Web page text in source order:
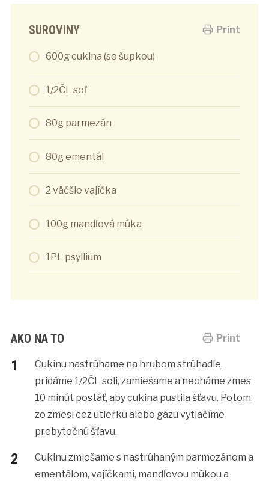
Print
SUROVINY
600g cukina (so šupkou)
1/2ČL soľ
80g parmezán
80g ementál
2 väčšie vajíčka
100g mandľová múka
1PL psyllium
Print
AKO NA TO
Cukinu nastrúhame na hrubom strúhadle,
pridáme 1/2ČL soli, zamiešame a necháme zmes
10 minút postáť, aby cukina pustila šťavu. Potom
zo zmesi cez utierku alebo gázu vytlačíme
prebytočnú šťavu.
Cukinu zmiešame s nastrúhaným parmezánom a
ementálom, vajíčkami, mandľovou múkou a